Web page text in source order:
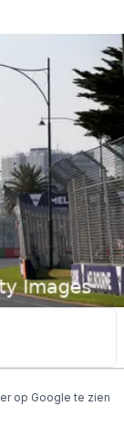
op Google te zien